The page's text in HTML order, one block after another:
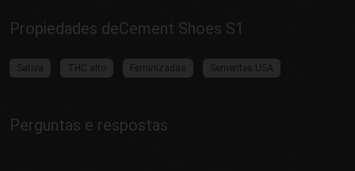
Propiedades deCement Shoes S1
Sativa THC alto Feminizadas Sementes USA
Perguntas e respostas